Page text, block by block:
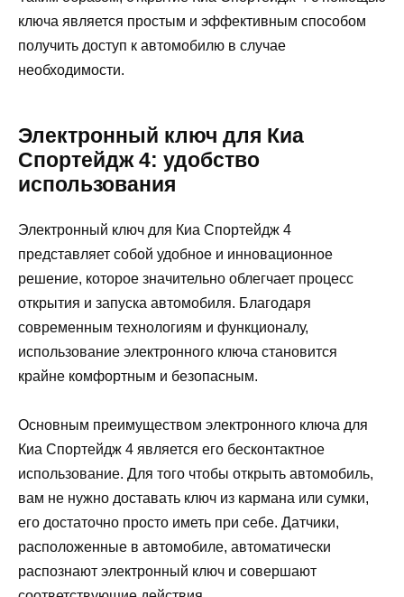
ключа является простым и эффективным способом
получить доступ к автомобилю в случае
необходимости.
Электронный ключ для Киа
Спортейдж 4: удобство
использования
Электронный ключ для Киа Спортейдж 4
представляет собой удобное и инновационное
решение, которое значительно облегчает процесс
открытия и запуска автомобиля. Благодаря
современным технологиям и функционалу,
использование электронного ключа становится
крайне комфортным и безопасным.
Основным преимуществом электронного ключа для
Киа Спортейдж 4 является его бесконтактное
использование. Для того чтобы открыть автомобиль,
вам не нужно доставать ключ из кармана или сумки,
его достаточно просто иметь при себе. Датчики,
расположенные в автомобиле, автоматически
распознают электронный ключ и совершают